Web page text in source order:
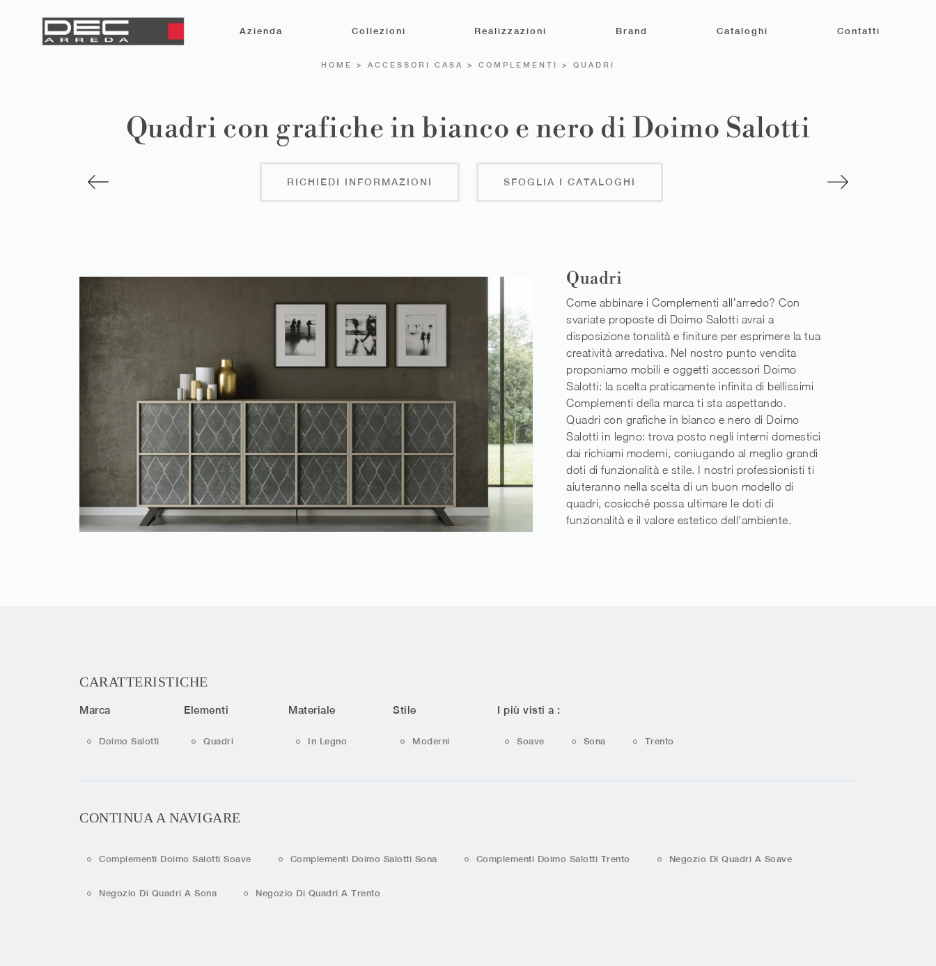
Azienda Collezioni Realizzazioni Brand Cataloghi Contatti
HOME > ACCESSORI CASA > COMPLEMENTI > QUADRI
Quadri con grafiche in bianco e nero di Doimo Salotti
RICHIEDI INFORMAZIONI SFOGLIA I CATALOGHI
Quadri
Come abbinare i Complementi all’arredo? Con
svariate proposte di Doimo Salotti avrai a
disposizione tonalità e finiture per esprimere la tua
creatività arredativa. Nel nostro punto vendita
proponiamo mobili e oggetti accessori Doimo
Salotti: la scelta praticamente infinita di bellissimi
Complementi della marca ti sta aspettando.
Quadri con grafiche in bianco e nero di Doimo
Salotti in legno: trova posto negli interni domestici
dai richiami moderni, coniugando al meglio grandi
doti di funzionalità e stile. I nostri professionisti ti
aiuteranno nella scelta di un buon modello di
quadri, cosicché possa ultimare le doti di
funzionalità e il valore estetico dell'ambiente.
CARATTERISTICHE
Marca
Doimo Salotti
Elementi
Quadri
Materiale
In Legno
Stile
Moderni
I più visti a :
Soave Sona Trento
CONTINUA A NAVIGARE
Complementi Doimo Salotti Soave Complementi Doimo Salotti Sona Complementi Doimo Salotti Trento Negozio Di Quadri A Soave
Negozio Di Quadri A Sona Negozio Di Quadri A Trento